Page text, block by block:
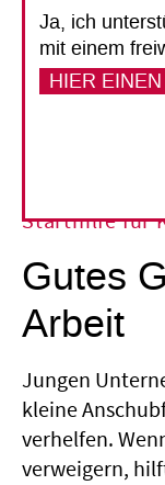
Starthilfe für
Gutes
Arbeit
Jungen
kleine
verhelfen.
verweigern,
Ja, ich
mit einem
HIER